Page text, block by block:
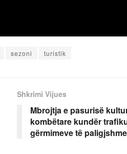
sezoni turistik
Shkrimi Vijues
Mbrojtja e pasurisë
kombëtare kundër
gërmimeve të paligjshme